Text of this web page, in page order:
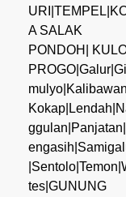
A SALAK
PONDOH|
tes|GUNUNG